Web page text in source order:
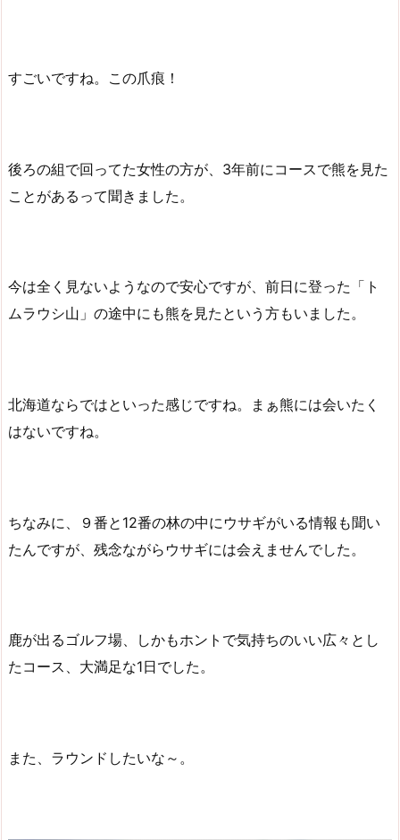
すごいですね。この爪痕！
後ろの組で回ってた女性の方が、3年前にコースで熊を見た
ことがあるって聞きました。
今は全く見ないようなので安心ですが、前日に登った「ト
ムラウシ山」の途中にも熊を見たという方もいました。
北海道ならではといった感じですね。まぁ熊には会いたく
はないですね。
ちなみに、９番と12番の林の中にウサギがいる情報も聞い
たんですが、残念ながらウサギには会えませんでした。
鹿が出るゴルフ場、しかもホントで気持ちのいい広々とし
たコース、大満足な1日でした。
また、ラウンドしたいな～。